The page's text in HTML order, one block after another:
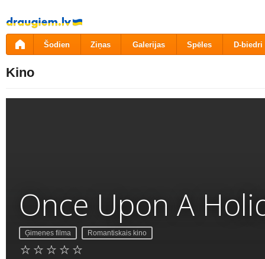
Pāriet
uz
saturu
Šodien Ziņas Galerijas Spēles D-biedri
Kino
Once Upon A
Ģimenes filma Romantiskais kino